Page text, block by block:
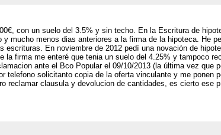
con un suelo del 3.5% y sin techo. En la Escritura de
mucho menos dias anteriores a la firma de la hipoteca. He
En noviembre de 2012 pedí una novación de
firma me enteré que tenia un suelo del 4.25% y tampoco
ante el Bco Popular el 09/10/2013 (la última vez que
solicitanto copia de la oferta vinculante y me ponen
reclamar clausula y devolucion de cantidades, es cierto ese